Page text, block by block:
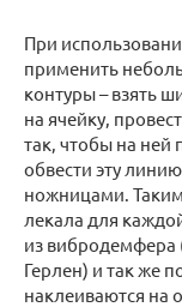
При
применить
контуры – взять
на ячейку,
так, чтобы на ней
обвести эту
ножницами.
лекала для
из вибродемфера
Герлен) и так же
наклеиваются на